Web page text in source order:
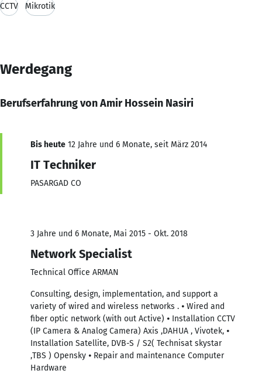
CCTV Mikrotik
Werdegang
Berufserfahrung von Amir Hossein Nasiri
Bis heute 12 Jahre und 6 Monate, seit März 2014
IT Techniker
PASARGAD CO
3 Jahre und 6 Monate, Mai 2015 - Okt. 2018
Network Specialist
Technical Office ARMAN
Consulting, design, implementation, and support a
variety of wired and wireless networks . ⦁ Wired and
fiber optic network (with out Active) ⦁ Installation CCTV
(IP Camera & Analog Camera) Axis ,DAHUA , Vivotek, ⦁
Installation Satellite, DVB-S / S2( Technisat skystar
,TBS ) Opensky ⦁ Repair and maintenance Computer
Hardware